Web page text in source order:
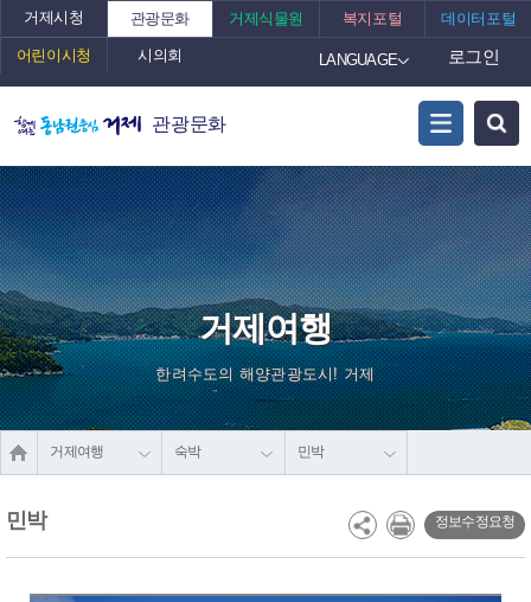
거제시청 관광문화 거제식물원 복지포털 데이터포털
어린이시청 시의회 LANGUAGE 로그인
관광문화
거제여행
한려수도의 해양관광도시! 거제
거제여행 숙박 민박
민박 정보수정요청